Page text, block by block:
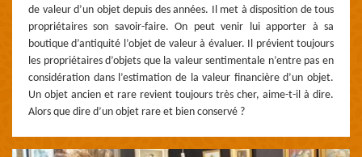
de valeur d’un objet depuis des années. Il met à disposition de tous
propriétaires son savoir-faire. On peut venir lui apporter à sa
boutique d’antiquité l’objet de valeur à évaluer. Il prévient toujours
les propriétaires d’objets que la valeur sentimentale n’entre pas en
considération dans l’estimation de la valeur financière d’un objet.
Un objet ancien et rare revient toujours très cher, aime-t-il à dire.
Alors que dire d’un objet rare et bien conservé ?